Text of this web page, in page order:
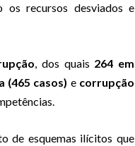
os recursos desviados e
, dos quais 264 em
(465 casos) e corrupção
de esquemas ilícitos que